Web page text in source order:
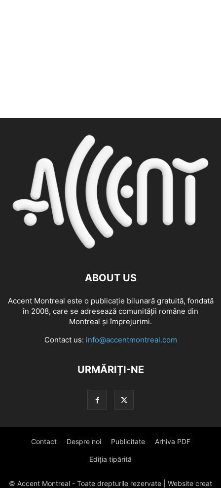
ABOUT US
Accent Montreal este o publicație bilunară gratuită, fondată
în 2008, care se adresează comunităţii române din
Montreal şi împrejurimi.
Contact us: info@accentmontreal.com
URMĂRIȚI-NE
Contact Despre noi Publicitate Arhiva PDF
Ediția tipărită
© Accent Montreal - Toate drepturile rezervate | Website creat